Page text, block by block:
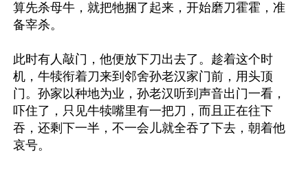
算先杀母牛，就把牠捆了起来，开始磨刀霍霍，准
备宰杀。
此时有人敲门，他便放下刀出去了。趁着这个时
机，牛犊衔着刀来到邻舍孙老汉家门前，用头顶
门。孙家以种地为业，孙老汉听到声音出门一看，
吓住了，只见牛犊嘴里有一把刀，而且正在往下
吞，还剩下一半，不一会儿就全吞了下去，朝着他
哀号。